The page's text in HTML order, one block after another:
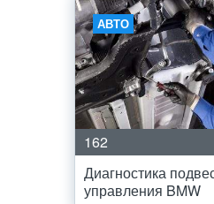
АВТО
162
Диагностика
управления BMW